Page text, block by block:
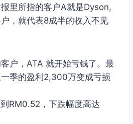
里所指的客户A就是Dyson,
，就代表8成半的收入不见
户，ATA 就开始亏钱了。最
季的盈利2,300万变成亏损
RM0.52，下跌幅度高达